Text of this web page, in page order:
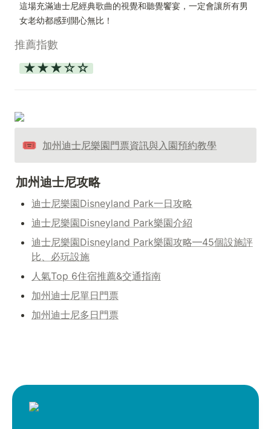
這場充滿迪士尼經典歌曲的視覺和聽覺饗宴，一定會讓所有男
女老幼都感到開心無比！
推薦指數
★★★☆☆
🎟️ 加州迪士尼樂園門票資訊與入園預約教學
加州迪士尼攻略
迪士尼樂園Disneyland Park一日攻略
迪士尼樂園Disneyland Park樂園介紹
迪士尼樂園Disneyland Park樂園攻略—45個設施評
比、必玩設施
人氣Top 6住宿推薦&交通指南
加州迪士尼單日門票
加州迪士尼多日門票